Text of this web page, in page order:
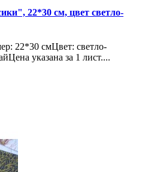
22*30 см, цвет светло-
22*30 смЦвет: светло-
указана за 1 лист....